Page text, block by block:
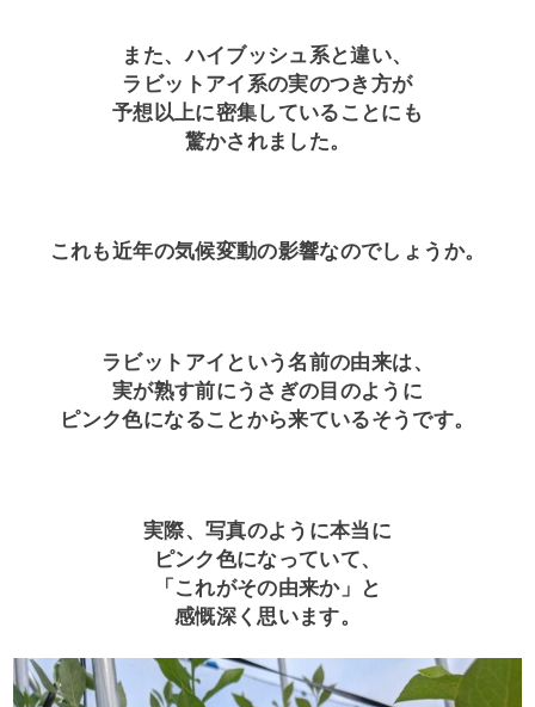
また、ハイブッシュ系と違い、
ラビットアイ系の実のつき方が
予想以上に密集していることにも
驚かされました。
これも近年の気候変動の影響なのでしょうか。
ラビットアイという名前の由来は、
実が熟す前にうさぎの目のように
ピンク色になることから来ているそうです。
実際、写真のように本当に
ピンク色になっていて、
「これがその由来か」と
感慨深く思います。